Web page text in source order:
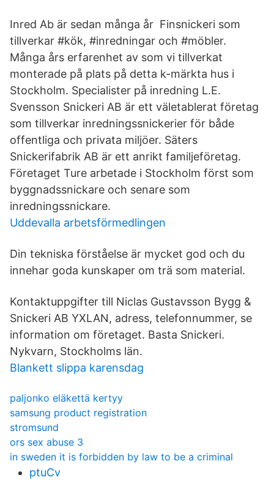
Inred Ab är sedan många år Finsnickeri som
tillverkar #kök, #inredningar och #möbler.
Många års erfarenhet av som vi tillverkat
monterade på plats på detta k-märkta hus i
Stockholm. Specialister på inredning L.E.
Svensson Snickeri AB är ett väletablerat företag
som tillverkar inredningssnickerier för både
offentliga och privata miljöer. Säters
Snickerifabrik AB är ett anrikt familjeföretag.
Företaget Ture arbetade i Stockholm först som
byggnadssnickare och senare som
inredningssnickare.
Uddevalla arbetsförmedlingen
Din tekniska förståelse är mycket god och du
innehar goda kunskaper om trä som material.
Kontaktuppgifter till Niclas Gustavsson Bygg &
Snickeri AB YXLAN, adress, telefonnummer, se
information om företaget. Basta Snickeri.
Nykvarn, Stockholms län.
Blankett slippa karensdag
paljonko eläkettä kertyy
samsung product registration
stromsund
ors sex abuse 3
in sweden it is forbidden by law to be a criminal
ptuCv